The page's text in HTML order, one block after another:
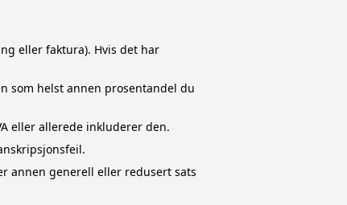
eller faktura). Hvis det har
som helst annen prosentandel du
eller allerede inkluderer den.
annen generell eller redusert sats